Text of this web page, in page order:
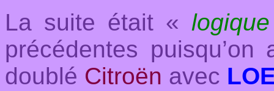
La suite était «
précédentes
doublé Citroën avec